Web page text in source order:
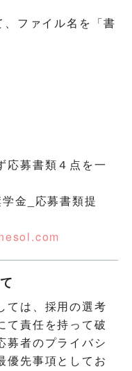
ファイル名を「書
応募書類４点を一
金_応募書類提
ては、採用の選考
て責任を持って破
募者のプライバシ
優先事項としてお